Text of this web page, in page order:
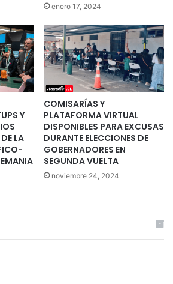
enero 17, 2024
Y
LA
COMISARÍAS Y
PLATAFORMA VIRTUAL
DISPONIBLES PARA EXCUSAS
DURANTE ELECCIONES DE
GOBERNADORES EN
SEGUNDA VUELTA
noviembre 24, 2024